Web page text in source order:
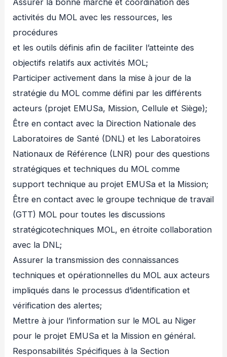
Assurer la bonne marche et coordination des
activités du MOL avec les ressources, les
procédures
et les outils définis afin de faciliter l’atteinte des
objectifs relatifs aux activités MOL;
Participer activement dans la mise à jour de la
stratégie du MOL comme défini par les différents
acteurs (projet EMUSa, Mission, Cellule et Siège);
Être en contact avec la Direction Nationale des
Laboratoires de Santé (DNL) et les Laboratoires
Nationaux de Référence (LNR) pour des questions
stratégiques et techniques du MOL comme
support technique au projet EMUSa et la Mission;
Être en contact avec le groupe technique de travail
(GTT) MOL pour toutes les discussions
stratégicotechniques MOL, en étroite collaboration
avec la DNL;
Assurer la transmission des connaissances
techniques et opérationnelles du MOL aux acteurs
impliqués dans le processus d’identification et
vérification des alertes;
Mettre à jour l’information sur le MOL au Niger
pour le projet EMUSa et la Mission en général.
Responsabilités Spécifiques à la Section